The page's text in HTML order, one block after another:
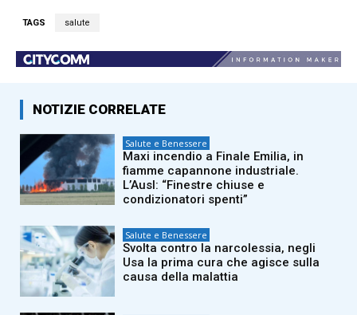
TAGS salute
NOTIZIE CORRELATE
Salute e Benessere
Maxi incendio a Finale Emilia, in
fiamme capannone industriale.
L’Ausl: “Finestre chiuse e
condizionatori spenti”
Salute e Benessere
Svolta contro la narcolessia, negli
Usa la prima cura che agisce sulla
causa della malattia